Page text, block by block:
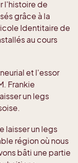
l'histoire de
grâce à la
Identitaire de
au cours
et l'essor
Frankie
un legs
laisser un legs
région où nous
bâti une partie